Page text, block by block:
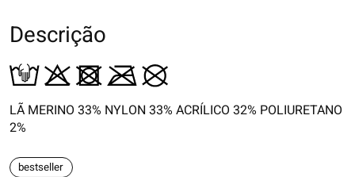
Descrição
LÃ MERINO 33% NYLON 33% ACRÍLICO 32% POLIURETANO
2%
bestseller